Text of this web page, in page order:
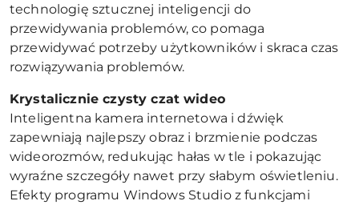
technologię sztucznej inteligencji do
przewidywania problemów, co pomaga
przewidywać potrzeby użytkowników i skraca czas
rozwiązywania problemów.
Krystalicznie czysty czat wideo
Inteligentna kamera internetowa i dźwięk
zapewniają najlepszy obraz i brzmienie podczas
wideorozmów, redukując hałas w tle i pokazując
wyraźne szczegóły nawet przy słabym oświetleniu.
Efekty programu Windows Studio z funkcjami